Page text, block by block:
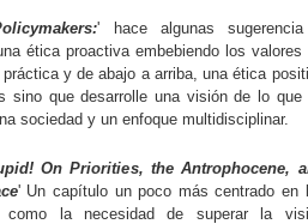
' hace algunas
ética proactiva embebiendo los valores
y de abajo a arriba, una ética
sino que desarrolle una visión de lo que
sociedad y un enfoque multidisciplinar.
On Priorities, the Antrophocene,
' Un capítulo un poco más centrado en
como la necesidad de superar la